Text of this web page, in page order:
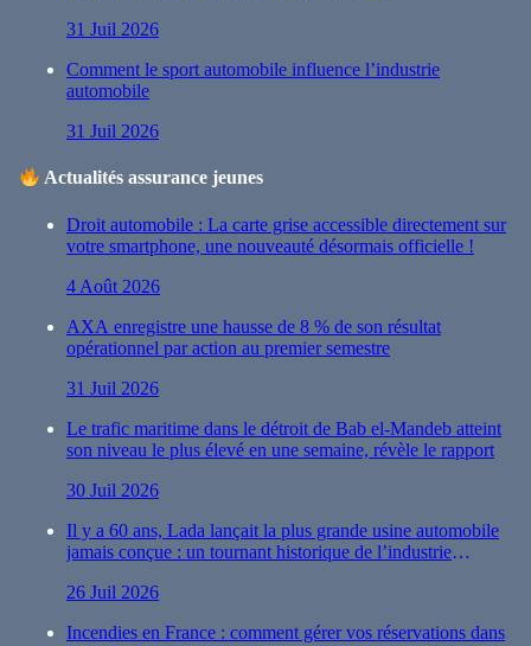
31 Juil 2026
Comment le sport automobile influence l’industrie
automobile
31 Juil 2026
Actualités assurance jeunes
Droit automobile : La carte grise accessible directement sur
votre smartphone, une nouveauté désormais officielle !
4 Août 2026
AXA enregistre une hausse de 8 % de son résultat
opérationnel par action au premier semestre
31 Juil 2026
Le trafic maritime dans le détroit de Bab el-Mandeb atteint
son niveau le plus élevé en une semaine, révèle le rapport
30 Juil 2026
Il y a 60 ans, Lada lançait la plus grande usine automobile
jamais conçue : un tournant historique de l’industrie
26 Juil 2026
Incendies en France : comment gérer vos réservations dans